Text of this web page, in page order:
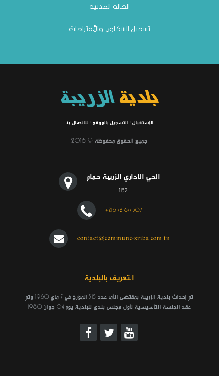
الحالة المدنية
تسجيل الشكاوي والأقتراحات
بلديةالزريبة
للاتصال بنا · التسجيل بالموقع · الإستقبال
جميع الحقوق محفوظة © 2016
الحي الاداري الزريبة حمام
1152
+216 72 677 507
contact@commune-zriba.com.tn
التعريف بالبلدية
تم إحداث بلدية الزريبة بمقتضى الأمر عدد 515 المؤرخ في 7 ماي 1980 وتم
عقد الجلسة التأسيسية لأول مجلس بلدي للبلدية يوم 04 جوان 1980